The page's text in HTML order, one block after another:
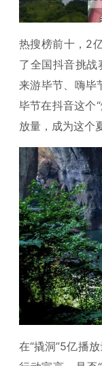
热搜榜前十，2
了全国抖音挑战
来游毕节、嗨毕
毕节在抖音这个
放量，成为这个
在“撬洞”5亿播